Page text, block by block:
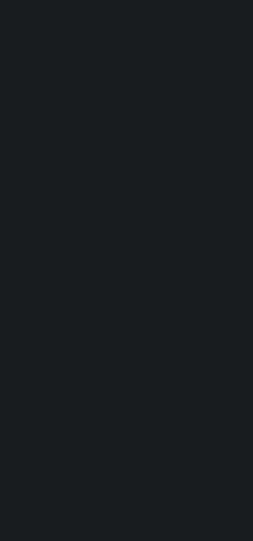
يتسم بالكفاءة والعدوانية،
خلال هروبه الدموي،
يعيق طريقه. يطلق هذا
في قذيفة قابلة لإعادة